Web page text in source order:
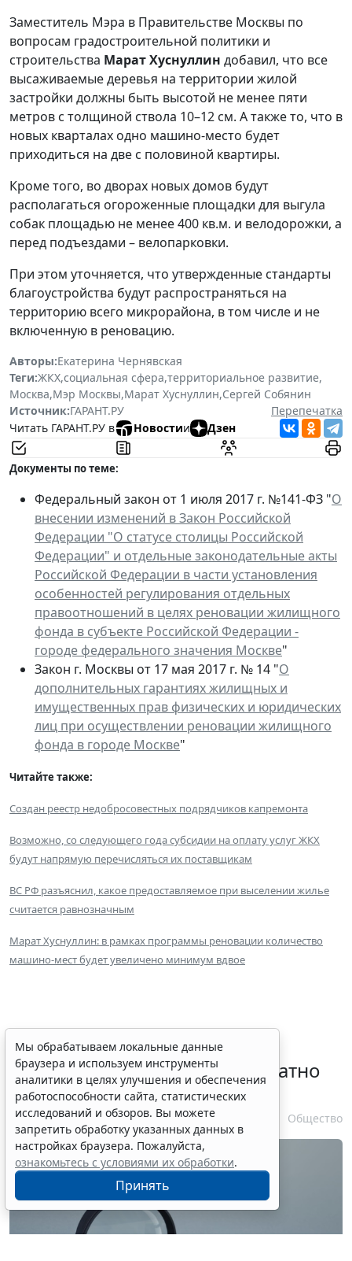
Заместитель Мэра в Правительстве Москвы по
вопросам градостроительной политики и
строительства Марат Хуснуллин добавил, что все
высаживаемые деревья на территории жилой
застройки должны быть высотой не менее пяти
метров с толщиной ствола 10–12 см. А также то, что в
новых кварталах одно машино-место будет
приходиться на две с половиной квартиры.
Кроме того, во дворах новых домов будут
располагаться огороженные площадки для выгула
собак площадью не менее 400 кв.м. и велодорожки, а
перед подъездами – велопарковки.
При этом уточняется, что утвержденные стандарты
благоустройства будут распространяться на
территорию всего микрорайона, в том числе и не
включенную в реновацию.
Авторы:Екатерина Чернявская
Теги:ЖКХ,социальная сфера,территориальное развитие,
Москва,Мэр Москвы,Марат Хуснуллин,Сергей Собянин
Источник:ГАРАНТ.РУ
Перепечатка
Читать ГАРАНТ.РУ в
Новостии Дзен
Документы по теме:
Федеральный закон от 1 июля 2017 г. №141-ФЗ "О
внесении изменений в Закон Российской
Федерации "О статусе столицы Российской
Федерации" и отдельные законодательные акты
Российской Федерации в части установления
особенностей регулирования отдельных
правоотношений в целях реновации жилищного
фонда в субъекте Российской Федерации -
городе федерального значения Москве"
Закон г. Москвы от 17 мая 2017 г. № 14 "О
дополнительных гарантиях жилищных и
имущественных прав физических и юридических
лиц при осуществлении реновации жилищного
фонда в городе Москве"
Читайте также:
Создан реестр недобросовестных подрядчиков капремонта
Возможно, cо следующего года субсидии на оплату услуг ЖКХ
будут напрямую перечисляться их поставщикам
ВС РФ разъяснил, какое предоставляемое при выселении жилье
считается равнозначным
Марат Хуснуллин: в рамках программы реновации количество
машино-мест будет увеличено минимум вдвое
Временное удостоверение
личности оформляется бесплатно
при утрате паспорта
7 августа 2026 17:55 Общество
Мы обрабатываем локальные данные
браузера и используем инструменты
аналитики в целях улучшения и обеспечения
работоспособности сайта, статистических
исследований и обзоров. Вы можете
запретить обработку указанных данных в
настройках браузера. Пожалуйста,
ознакомьтесь с условиями их обработки.
Принять